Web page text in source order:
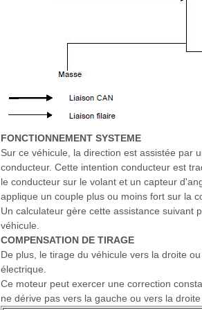
FONCTIONNEMENT SYSTEME
Sur ce véhicule, la direction est assistée par
conducteur. Cette intention conducteur est
le conducteur sur le volant et un capteur
applique un couple plus ou moins fort sur la
Un calculateur gère cette assistance suivant
véhicule.
COMPENSATION DE TIRAGE
De plus, le tirage du véhicule vers la droite
électrique.
Ce moteur peut exercer une correction
ne dérive pas vers la gauche ou vers la droite